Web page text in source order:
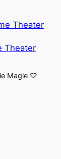
Theater
Magie ♡